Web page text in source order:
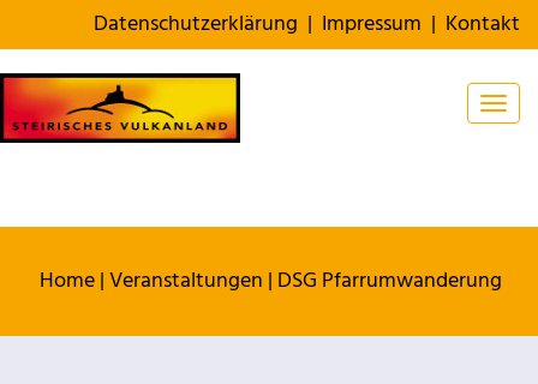
Datenschutzerklärung | Impressum | Kontakt
Home|Veranstaltungen | DSG Pfarrumwanderung